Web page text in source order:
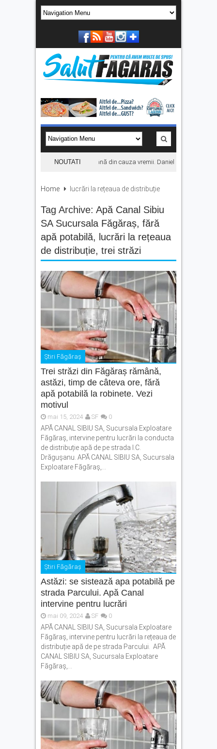
NOUTATI
Concertul KLUMEA se amână din cauza vremii. Daniel Ignat și Titi
Home lucrări la rețeaua de distribuție
Tag Archive: Apă Canal Sibiu
SA Sucursala Făgăraș, fără
apă potabilă, lucrări la rețeaua
de distribuție, trei străzi
Știri Făgăraș
Trei străzi din Făgăraș rămână,
astăzi, timp de câteva ore, fără
apă potabilă la robinete. Vezi
motivul
mai 15, 2024 SF 0
APĂ CANAL SIBIU SA, Sucursala Exploatare
Făgăraș, intervine pentru lucrări la conducta
de distribuție apă de pe strada I.C.
Drăgușanu. APĂ CANAL SIBIU SA, Sucursala
Exploatare Făgăraș,...
Știri Făgăraș
Astăzi: se sistează apa potabilă pe
strada Parcului. Apă Canal
intervine pentru lucrări
mai 09, 2024 SF 0
APĂ CANAL SIBIU SA, Sucursala Exploatare
Făgăraș, intervine pentru lucrări la rețeaua de
distribuție apă de pe strada Parcului. APĂ
CANAL SIBIU SA, Sucursala Exploatare
Făgăraș,...